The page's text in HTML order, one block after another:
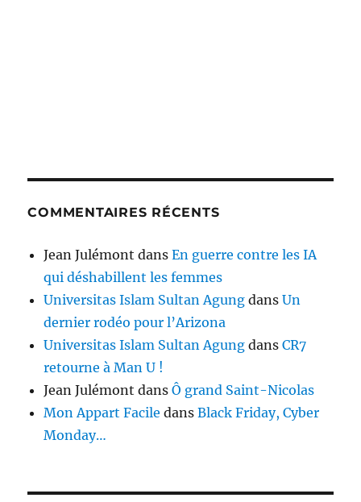
COMMENTAIRES RÉCENTS
Jean Julémont dansEn guerre contre les IA
qui déshabillent les femmes
Universitas Islam Sultan Agung dansUn
dernier rodéo pour l’Arizona
Universitas Islam Sultan Agung dansCR7
retourne à Man U !
Jean Julémont dansÔ grand Saint-Nicolas
Mon Appart Facile dansBlack Friday, Cyber
Monday…